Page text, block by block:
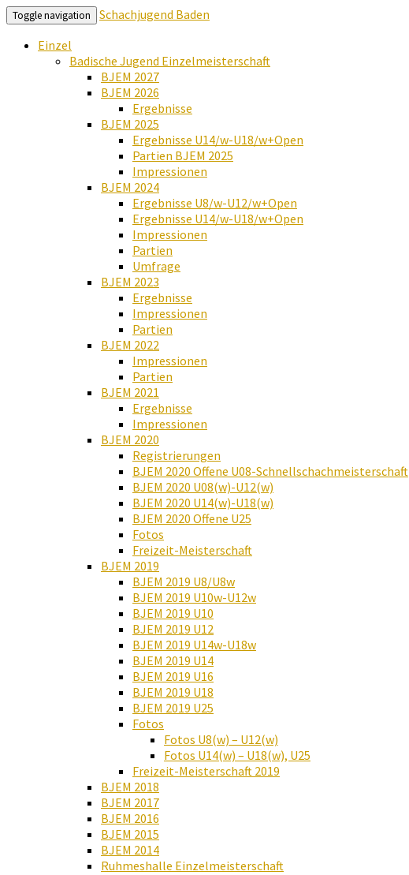
Toggle navigation
Schachjugend Baden
Einzel
Badische Jugend Einzelmeisterschaft
BJEM 2027
BJEM 2026
Ergebnisse
BJEM 2025
Ergebnisse U14/w-U18/w+Open
Partien BJEM 2025
Impressionen
BJEM 2024
Ergebnisse U8/w-U12/w+Open
Ergebnisse U14/w-U18/w+Open
Impressionen
Partien
Umfrage
BJEM 2023
Ergebnisse
Impressionen
Partien
BJEM 2022
Impressionen
Partien
BJEM 2021
Ergebnisse
Impressionen
BJEM 2020
Registrierungen
BJEM 2020 Offene U08-Schnellschachmeisterschaft
BJEM 2020 U08(w)-U12(w)
BJEM 2020 U14(w)-U18(w)
BJEM 2020 Offene U25
Fotos
Freizeit-Meisterschaft
BJEM 2019
BJEM 2019 U8/U8w
BJEM 2019 U10w-U12w
BJEM 2019 U10
BJEM 2019 U12
BJEM 2019 U14w-U18w
BJEM 2019 U14
BJEM 2019 U16
BJEM 2019 U18
BJEM 2019 U25
Fotos
Fotos U8(w) – U12(w)
Fotos U14(w) – U18(w), U25
Freizeit-Meisterschaft 2019
BJEM 2018
BJEM 2017
BJEM 2016
BJEM 2015
BJEM 2014
Ruhmeshalle Einzelmeisterschaft